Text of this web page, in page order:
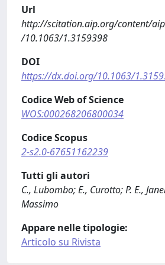
Url
http://scitation.aip.org/content/
/10.1063/1.3159398
DOI
https://dx.doi.org/10.1063/
Codice Web of Science
WOS:000268206800034
Codice Scopus
2-s2.0-67651162239
Tutti gli autori
C., Lubombo; E., Curotto; P. E.,
Massimo
Appare nelle tipologie:
Articolo su Rivista